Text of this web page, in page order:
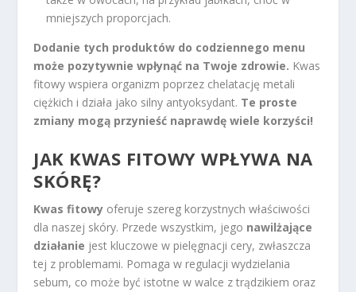
mniejszych proporcjach.
Dodanie tych produktów do codziennego menu
może pozytywnie wpłynąć na Twoje zdrowie. Kwas
fitowy wspiera organizm poprzez chelatację metali
ciężkich i działa jako silny antyoksydant. Te proste
zmiany mogą przynieść naprawdę wiele korzyści!
JAK KWAS FITOWY WPŁYWA NA
SKÓRĘ?
Kwas fitowy oferuje szereg korzystnych właściwości
dla naszej skóry. Przede wszystkim, jego nawilżające
działanie jest kluczowe w pielęgnacji cery, zwłaszcza
tej z problemami. Pomaga w regulacji wydzielania
sebum, co może być istotne w walce z trądzikiem oraz